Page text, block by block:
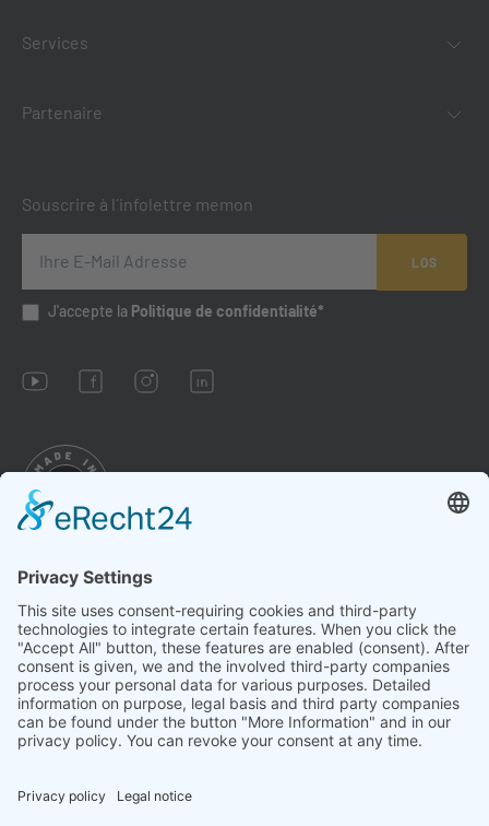
Services
Partenaire
Souscrire à l´infolettre memon
LOS
J'accepte la Politique de confidentialité*
Impressum
Conditions
Datenschutz
Paramètres des cookies